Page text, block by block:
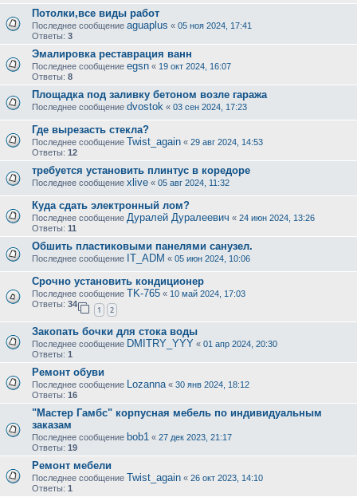
Потолки,все виды работ
Последнее сообщение aguaplus « 05 ноя 2024, 17:41
Ответы: 3
Эмалировка реставрация ванн
Последнее сообщение egsn « 19 окт 2024, 16:07
Ответы: 8
Площадка под заливку бетоном возле гаража
Последнее сообщение dvostok « 03 сен 2024, 17:23
Где вырезасть стекла?
Последнее сообщение Twist_again « 29 авг 2024, 14:53
Ответы: 12
требуется установить плинтус в коредоре
Последнее сообщение xlive « 05 авг 2024, 11:32
Куда сдать электронный лом?
Последнее сообщение Дуралей Дуралеевич « 24 июн 2024, 13:26
Ответы: 11
Обшить пластиковыми панелями санузел.
Последнее сообщение IT_ADM « 05 июн 2024, 10:06
Срочно установить кондиционер
Последнее сообщение TK-765 « 10 май 2024, 17:03
Ответы: 34
1 2
Закопать бочки для стока воды
Последнее сообщение DMITRY_YYY « 01 апр 2024, 20:30
Ответы: 1
Ремонт обуви
Последнее сообщение Lozanna « 30 янв 2024, 18:12
Ответы: 16
"Мастер Гамбс" корпусная мебель по индивидуальным
заказам
Последнее сообщение bob1 « 27 дек 2023, 21:17
Ответы: 19
Ремонт мебели
Последнее сообщение Twist_again « 26 окт 2023, 14:10
Ответы: 1